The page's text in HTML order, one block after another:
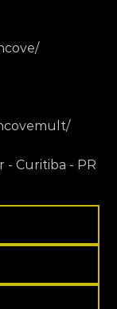
- Curitiba - PR